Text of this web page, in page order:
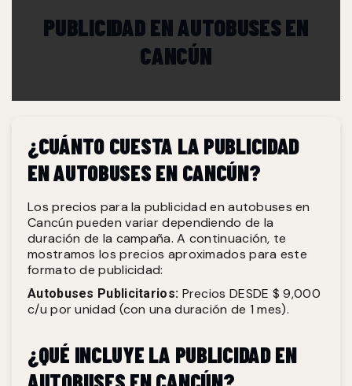
PUBLICIDAD EN AUTOBUSES EN
CANCÚN
¿CUÁNTO CUESTA LA PUBLICIDAD
EN AUTOBUSES EN CANCÚN?
Los precios para la publicidad en autobuses en
Cancún pueden variar dependiendo de la
duración de la campaña. A continuación, te
mostramos los precios aproximados para este
formato de publicidad:
Autobuses Publicitarios: Precios DESDE $ 9,000
c/u por unidad (con una duración de 1 mes).
¿QUÉ INCLUYE LA PUBLICIDAD EN